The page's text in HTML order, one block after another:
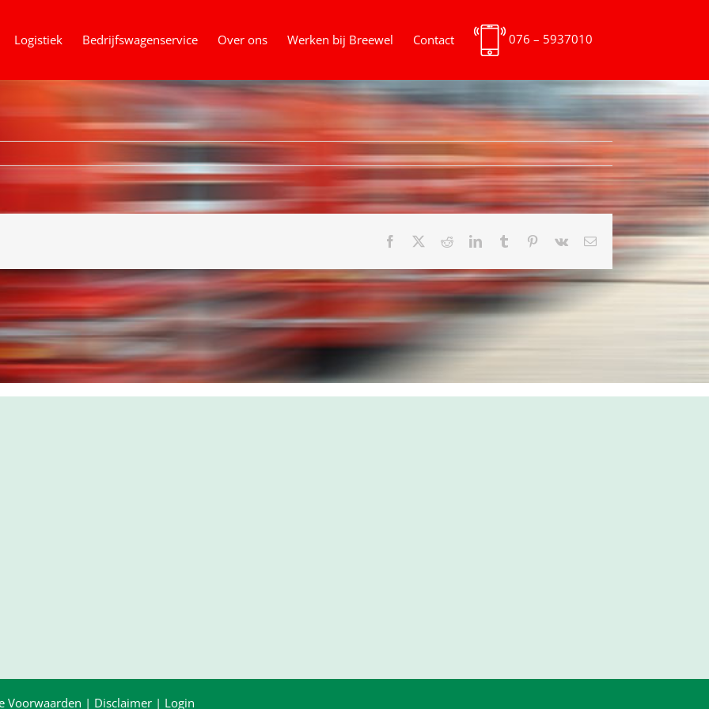
Logistiek Bedrijfswagenservice Over ons Werken bij Breewel Contact 076 – 5937010
Facebook RedditLinkedInTumblr Pinterest
Vk
E-
mail
Voorwaarden | Disclaimer | Login